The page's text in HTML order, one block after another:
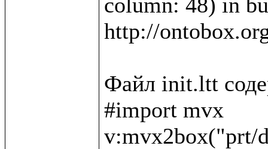
http://
Файл init.ltt
#import mvx
v:mvx2box("prt/